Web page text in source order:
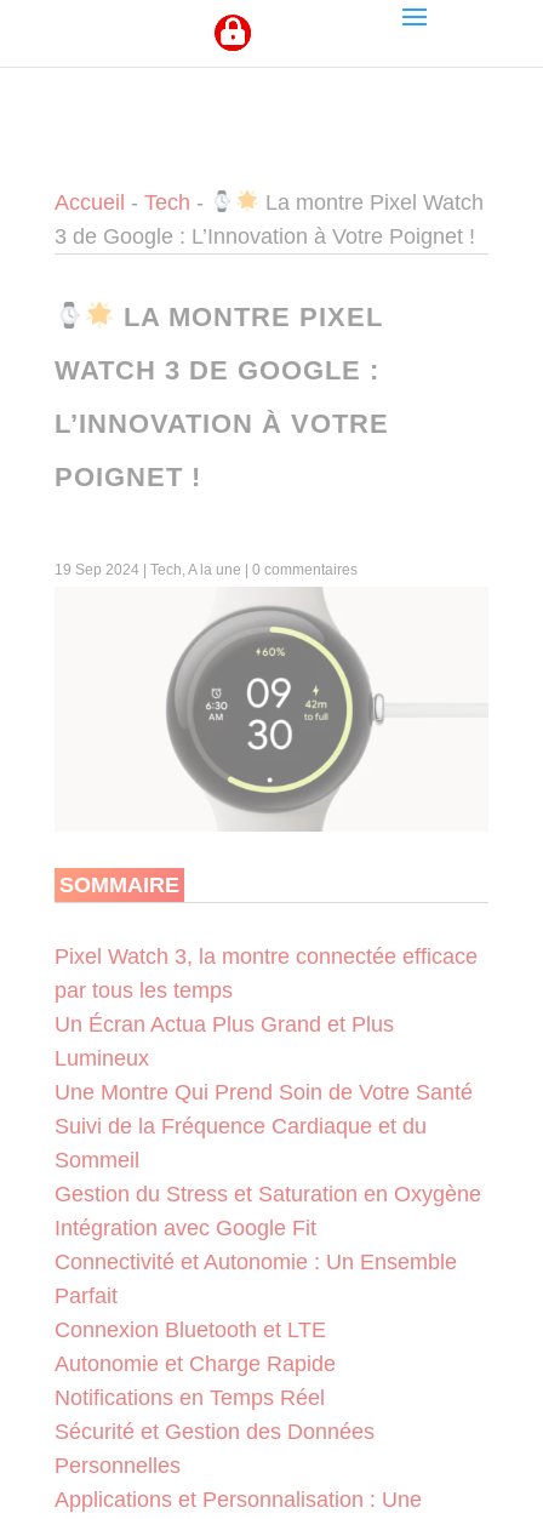
Accueil - Tech -
La montre Pixel Watch
3 de Google : L’Innovation à Votre Poignet !
LA MONTRE PIXEL
WATCH 3 DE GOOGLE :
L’INNOVATION À VOTRE
POIGNET !
19 Sep 2024| Tech, A la une 0 commentaires
SOMMAIRE
Pixel Watch 3, la montre connectée efficace
par tous les temps
Un Écran Actua Plus Grand et Plus
Lumineux
Une Montre Qui Prend Soin de Votre Santé
Suivi de la Fréquence Cardiaque et du
Sommeil
Gestion du Stress et Saturation en Oxygène
Intégration avec Google Fit
Connectivité et Autonomie : Un Ensemble
Parfait
Connexion Bluetooth et LTE
Autonomie et Charge Rapide
Notifications en Temps Réel
Sécurité et Gestion des Données
Personnelles
Applications et Personnalisation : Une
Panneau de gestion des cookies